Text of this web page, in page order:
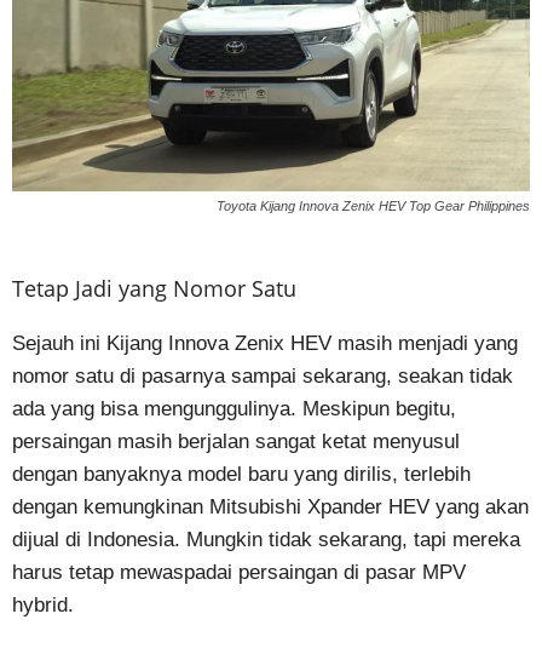
Toyota Kijang Innova Zenix HEV Top Gear Philippines
Tetap Jadi yang Nomor Satu
Sejauh ini Kijang Innova Zenix HEV masih menjadi yang
nomor satu di pasarnya sampai sekarang, seakan tidak
ada yang bisa mengunggulinya. Meskipun begitu,
persaingan masih berjalan sangat ketat menyusul
dengan banyaknya model baru yang dirilis, terlebih
dengan kemungkinan Mitsubishi Xpander HEV yang akan
dijual di Indonesia. Mungkin tidak sekarang, tapi mereka
harus tetap mewaspadai persaingan di pasar MPV
hybrid.